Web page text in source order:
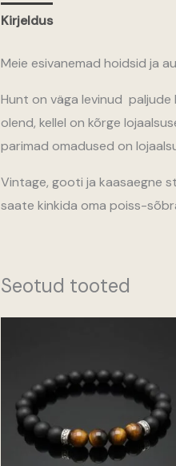
Kirjeldus
Meie esivanemad hoidsid ja
Hunt on väga levinud paljude
olend, kellel on kõrge
parimad omadused on
Vintage, gooti ja kaasaegne
saate kinkida oma poiss-
Seotud tooted